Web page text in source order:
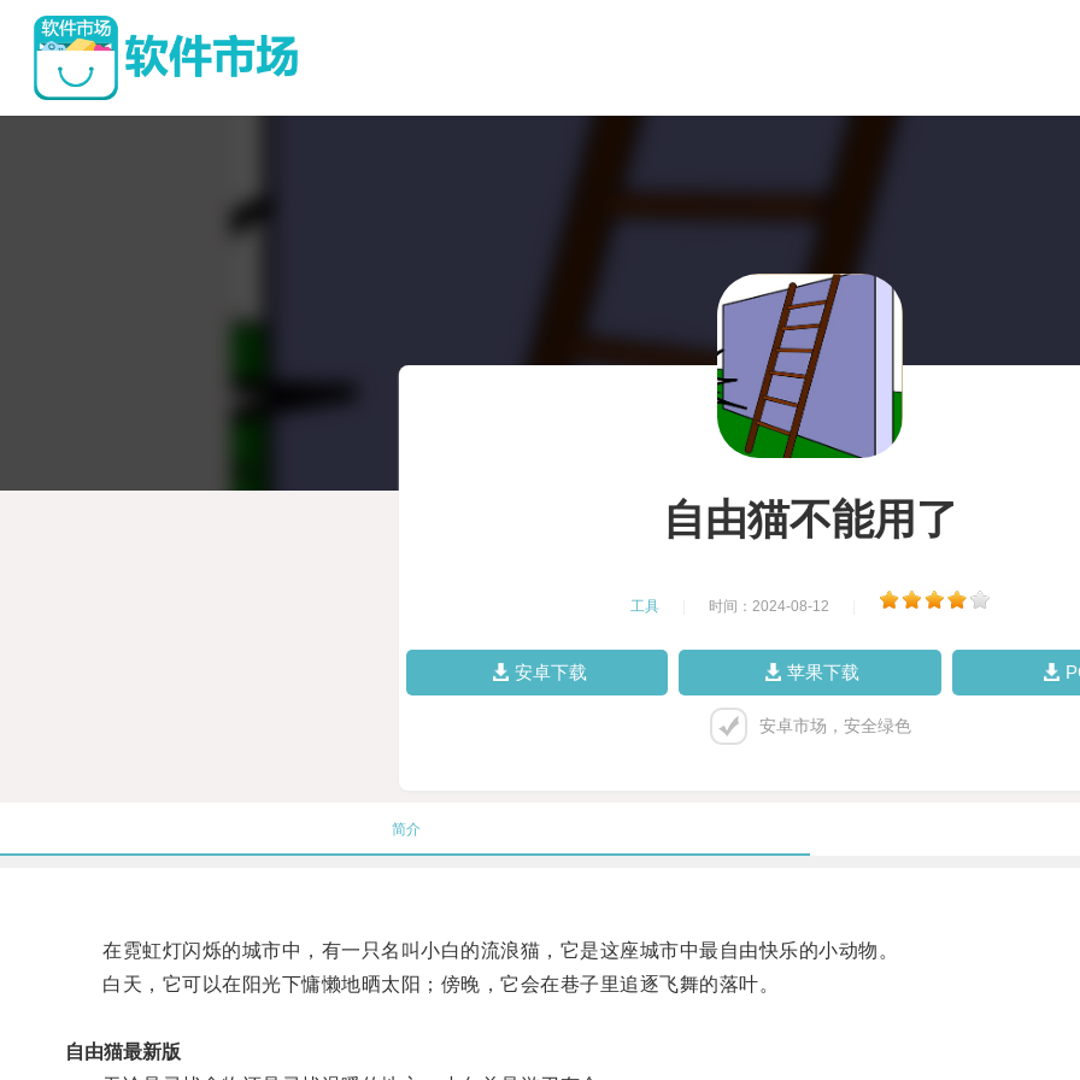
自由猫不能用了
工具 时间：2024-08-12
安卓下载 苹果下载
安卓市场，安全绿色
简介
在霓虹灯闪烁的城市中，有一只名叫小白的流浪猫，它是这座城市中最自由快乐的小动物。
白天，它可以在阳光下慵懒地晒太阳；傍晚，它会在巷子里追逐飞舞的落叶。
自由猫最新版